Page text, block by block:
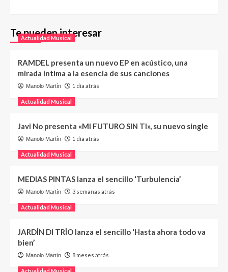
Te pueden interesar
Actualidad Musical
RAMDEL presenta un nuevo EP en acústico, una
mirada íntima a la esencia de sus canciones
Manolo Martín 1 día atrás
Actualidad Musical
Javi No presenta «MI FUTURO SIN TI», su nuevo single
Manolo Martín 1 día atrás
Actualidad Musical
MEDIAS PINTAS lanza el sencillo ‘Turbulencia’
Manolo Martín 3 semanas atrás
Actualidad Musical
JARDÍN DI TRÍO lanza el sencillo ‘Hasta ahora todo va
bien’
Manolo Martín 8 meses atrás